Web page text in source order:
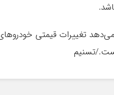
تغییرات قیمتی
تسنیم